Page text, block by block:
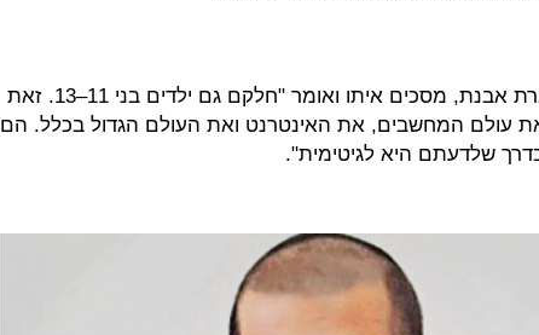
דנור כהן, האקר בחברת אבנת, מסכים איתו ואומר "חלקם גם ילדים בני 11–13. זאת
עולם המחשבים, את האינטרנט ואת העולם הגדול בכלל. הם
שלדעתם היא לגיטימית".